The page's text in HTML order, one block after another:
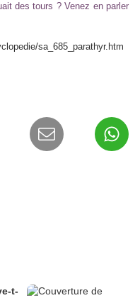
des tours ? Venez en parler
sa_685_parathyr.htm
t-